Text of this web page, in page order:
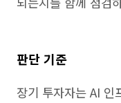
판단 기준
장기 투자자는 AI 인